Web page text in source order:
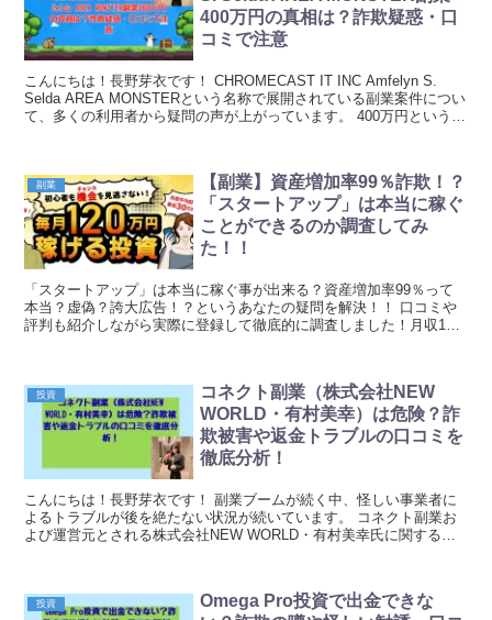
400万円の真相は？詐欺疑惑・口
コミで注意
こんにちは！長野芽衣です！ CHROMECAST IT INC Amfelyn S.
Selda AREA MONSTERという名称で展開されている副業案件につい
て、多くの利用者から疑問の声が上がっています。 400万円という高
副業
【副業】資産増加率99％詐欺！？
「スタートアップ」は本当に稼ぐ
ことができるのか調査してみ
た！！
「スタートアップ」は本当に稼ぐ事が出来る？資産増加率99％って
本当？虚偽？誇大広告！？というあなたの疑問を解決！！ 口コミや
評判も紹介しながら実際に登録して徹底的に調査しました！月収120
投資
コネクト副業（株式会社NEW
WORLD・有村美幸）は危険？詐
欺被害や返金トラブルの口コミを
徹底分析！
こんにちは！長野芽衣です！ 副業ブームが続く中、怪しい事業者に
よるトラブルが後を絶たない状況が続いています。 コネクト副業お
よび運営元とされる株式会社NEW WORLD・有村美幸氏に関する詐
投資
Omega Pro投資で出金できな